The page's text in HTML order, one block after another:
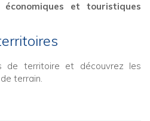
et touristiques
de territoire et découvrez les
terrain.